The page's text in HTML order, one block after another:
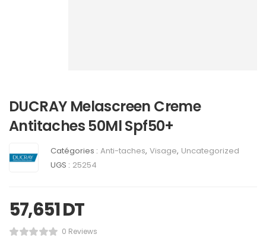
DUCRAY Melascreen Creme
Antitaches 50Ml Spf50+
Catégories : Anti-taches, Visage, Uncategorized
UGS : 25254
57,651DT
0 Reviews